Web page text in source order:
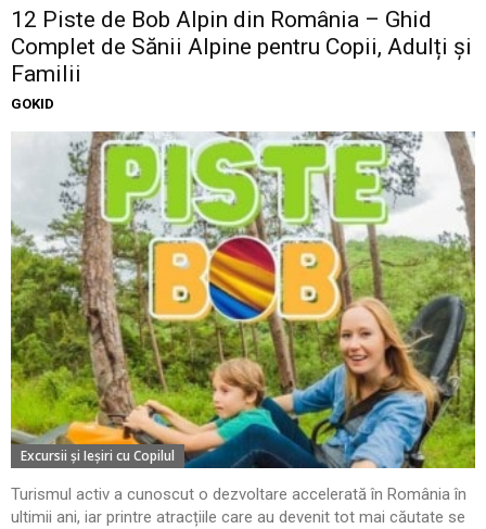
12 Piste de Bob Alpin din România – Ghid
Complet de Sănii Alpine pentru Copii, Adulți și
Familii
GOKID
Excursii şi Ieşiri cu Copilul
Turismul activ a cunoscut o dezvoltare accelerată în România în
ultimii ani, iar printre atracțiile care au devenit tot mai căutate se